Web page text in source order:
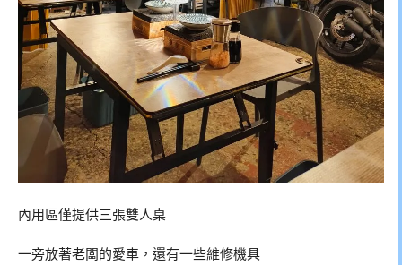
內用區僅提供三張雙人桌
一旁放著老闆的愛車，還有一些維修機具